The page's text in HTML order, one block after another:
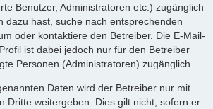
Benutzer, Administratoren etc.) zugänglich
dazu hast, suche nach entsprechenden
oder kontaktiere den Betreiber. Die E-Mail-
ist dabei jedoch nur für den Betreiber
Personen (Administratoren) zugänglich.
Daten wird der Betreiber nur mit
Dritte weitergeben. Dies gilt nicht, sofern er